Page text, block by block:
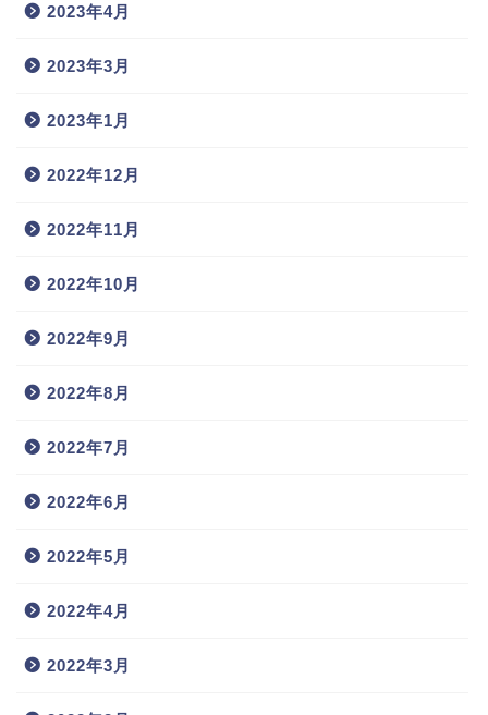
2023年4月
2023年3月
2023年1月
2022年12月
2022年11月
2022年10月
2022年9月
2022年8月
2022年7月
2022年6月
2022年5月
2022年4月
2022年3月